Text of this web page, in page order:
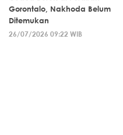
Gorontalo, Nakhoda Belum
Ditemukan
26/07/2026 09:22 WIB